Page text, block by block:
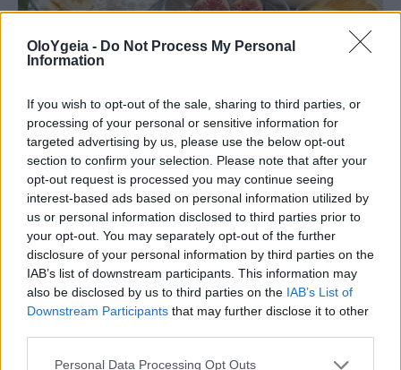
OloYgeia - Do Not Process My Personal
Information
If you wish to opt-out of the sale, sharing to third parties, or
processing of your personal or sensitive information for
targeted advertising by us, please use the below opt-out
section to confirm your selection. Please note that after your
opt-out request is processed you may continue seeing
interest-based ads based on personal information utilized by
us or personal information disclosed to third parties prior to
your opt-out. You may separately opt-out of the further
disclosure of your personal information by third parties on the
IAB’s list of downstream participants. This information may
also be disclosed by us to third parties on the IAB’s List of
Downstream Participants that may further disclose it to other
Personal Data Processing Opt Outs
ΔΙΑΤΡΟΦΙΚΑ ΟΦΕΛΗ
5 νόστιμα φρούτα με πρωτεΐνη που
αδυνατίζουν – Μπορείτε να τα τρώτε
καθημερινά
5 νόστιμα φρούτα με πρωτεΐνη που μπορούν να
βοηθήσουν στην απώλεια βάρους – Ποια
μπορείτε να εντάξετε καθημερινά στη διατροφή